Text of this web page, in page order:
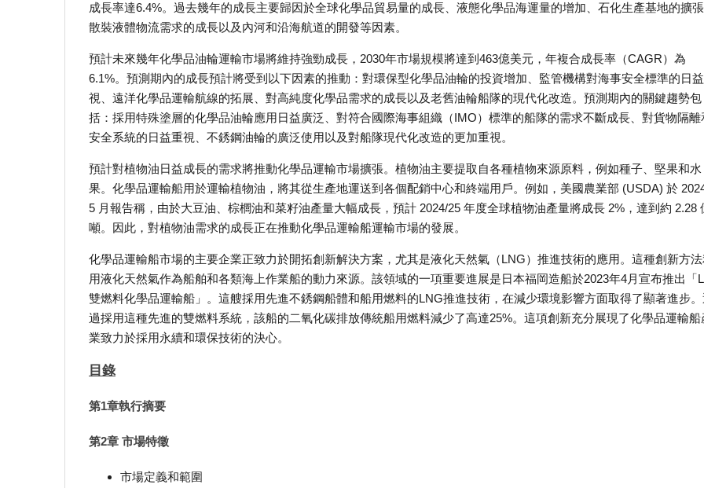
成長率達6.4%。過去幾年的成長主要歸因於全球化學品貿易量的成長、液態化學品海運量的增加、石化生產基地的擴
散裝液體物流需求的成長以及內河和沿海航道的開發等因素。
預計未來幾年化學品油輪運輸市場將維持強勁成長，2030年市場規模將達到463億美元，年複合成長率（CAGR）為
6.1%。預測期內的成長預計將受到以下因素的推動：對環保型化學品油輪的投資增加、監管機構對海事安全標準的日
視、遠洋化學品運輸航線的拓展、對高純度化學品需求的成長以及老舊油輪船隊的現代化改造。預測期內的關鍵趨勢包
括：採用特殊塗層的化學品油輪應用日益廣泛、對符合國際海事組織（IMO）標準的船隊的需求不斷成長、對貨物隔離
安全系統的日益重視、不銹鋼油輪的廣泛使用以及對船隊現代化改造的更加重視。
預計對植物油日益成長的需求將推動化學品運輸市場擴張。植物油主要提取自各種植物來源原料，例如種子、堅果和水
果。化學品運輸船用於運輸植物油，將其從生產地運送到各個配銷中心和終端用戶。例如，美國農業部 (USDA) 於
5 月報告稱，由於大豆油、棕櫚油和菜籽油產量大幅成長，預計 2024/25 年度全球植物油產量將成長 2%，達到約 2.28
噸。因此，對植物油需求的成長正在推動化學品運輸船運輸市場的發展。
化學品運輸船市場的主要企業正致力於開拓創新解決方案，尤其是液化天然氣（LNG）推進技術的應用。這種創新方
用液化天然氣作為船舶和各類海上作業船的動力來源。該領域的一項重要進展是日本福岡造船於2023年4月宣布推出「
雙燃料化學品運輸船」。這艘採用先進不銹鋼船體和船用燃料的LNG推進技術，在減少環境影響方面取得了顯著進步
過採用這種先進的雙燃料系統，該船的二氧化碳排放傳統船用燃料減少了高達25%。這項創新充分展現了化學品運輸船
業致力於採用永續和環保技術的決心。
目錄
第1章執行摘要
第2章 市場特徵
市場定義和範圍